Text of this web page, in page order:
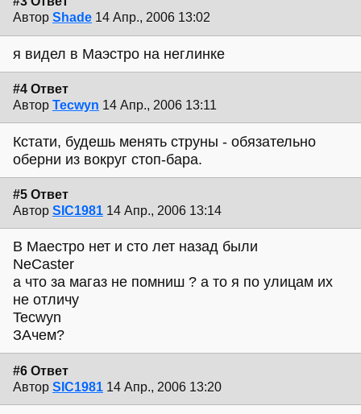
Автор Shade 14 Апр., 2006 13:02
я видел в Маэстро на неглинке
#4 Ответ
Автор Tecwyn 14 Апр., 2006 13:11
Кстати, будешь менять струны - обязательно
оберни из вокруг стоп-бара.
#5 Ответ
Автор SIC1981 14 Апр., 2006 13:14
В Маестро нет и сто лет назад были
NeCaster
а что за магаз не помниш ? а то я по улицам их
не отличу
Tecwyn
ЗАчем?
#6 Ответ
Автор SIC1981 14 Апр., 2006 13:20